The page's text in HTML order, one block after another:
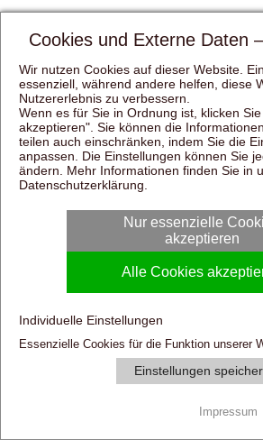
Cookie-Einstellungen
Cookies und Externe Daten
Wir nutzen Cookies auf dieser Website.
essenziell, während andere helfen, diese
Nutzererlebnis zu verbessern.
Wenn es für Sie in Ordnung ist, klicken
akzeptieren". Sie können die
teilen auch einschränken, indem Sie die
anpassen. Die Einstellungen können Sie
ändern. Mehr Informationen finden Sie in
Datenschutzerklärung
Nur essenzielle
akzeptieren
Alle Cookies
Individuelle Einstellungen
Essenzielle Cookies für die Funktion unserer
Einstellungen
Impressum